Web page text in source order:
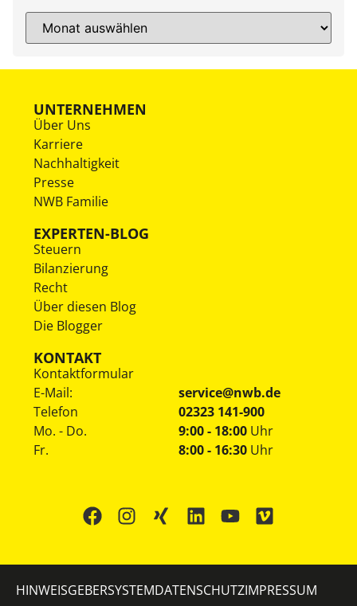
UNTERNEHMEN
Über Uns
Karriere
Nachhaltigkeit
Presse
NWB Familie
EXPERTEN-BLOG
Steuern
Bilanzierung
Recht
Über diesen Blog
Die Blogger
KONTAKT
Kontaktformular
E-Mail:
service@nwb.de
Telefon
02323 141-900
Mo. - Do.
Fr.
9:00 - 18:00 Uhr
8:00 - 16:30 Uhr
HINWEISGEBERSYSTEMDATENSCHUTZIMPRESSUM